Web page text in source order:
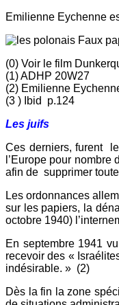
Emilienne Eychenne
Faux
(0) Voir le film
(1) ADHP 20W27
(2) Emilienne
(3 ) Ibid p.124
Les juifs
Ces derniers, furent
l’Europe pour
afin de supprimer
Les ordonnances
sur les papiers, la
octobre 1940)
En septembre 1941
recevoir des «
indésirable. » (2)
Dès la fin la zone